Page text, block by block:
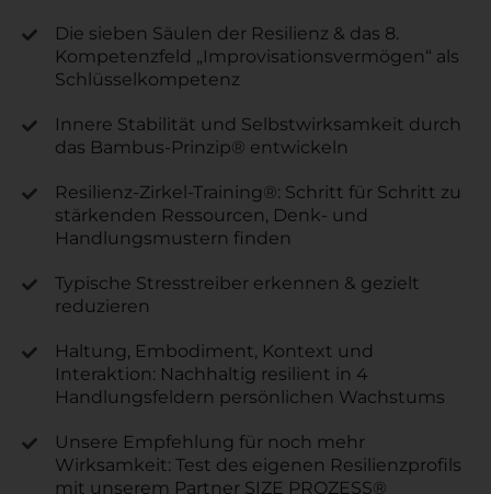
Die sieben Säulen der Resilienz & das 8.
Kompetenzfeld „Improvisationsvermögen“ als
Schlüsselkompetenz
Innere Stabilität und Selbstwirksamkeit durch
das Bambus-Prinzip® entwickeln
Resilienz-Zirkel-Training®: Schritt für Schritt zu
stärkenden Ressourcen, Denk- und
Handlungsmustern finden
Typische Stresstreiber erkennen & gezielt
reduzieren
Haltung, Embodiment, Kontext und
Interaktion: Nachhaltig resilient in 4
Handlungsfeldern persönlichen Wachstums
Unsere Empfehlung für noch mehr
Wirksamkeit: Test des eigenen Resilienzprofils
mit unserem Partner SIZE PROZESS®